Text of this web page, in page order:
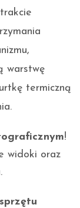
warstwę
termiczną
!
widoki oraz